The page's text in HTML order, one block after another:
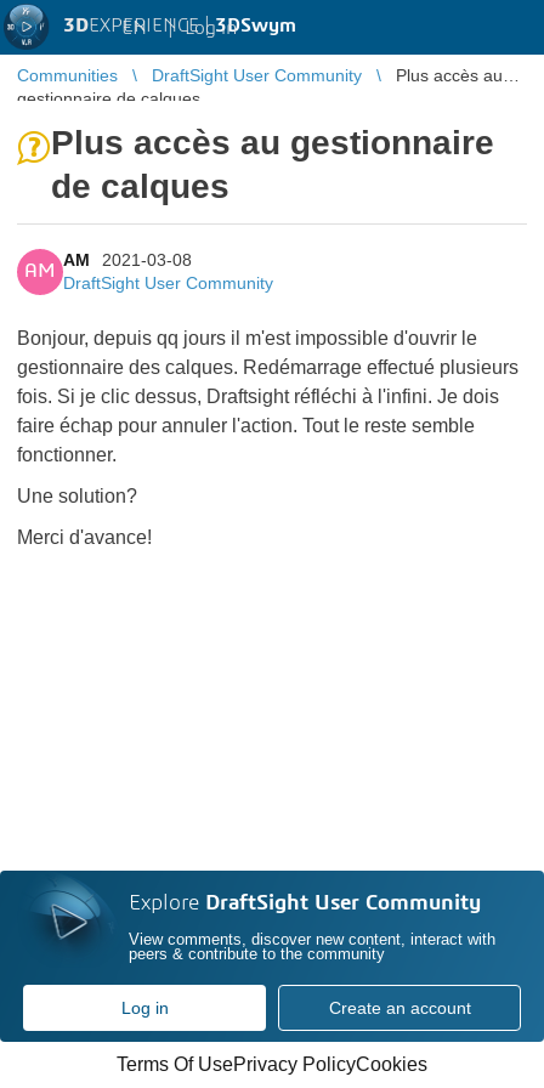
3DEXPERIENCE |3DSwym
EN | Log in
Communities DraftSight User Community
Plus accès au
gestionnaire de calques
Plus accès au gestionnaire
de calques
AM
AM
2021-03-08
DraftSight User Community
Bonjour, depuis qq jours il m'est impossible d'ouvrir le
gestionnaire des calques. Redémarrage effectué plusieurs
fois. Si je clic dessus, Draftsight réfléchi à l'infini. Je dois
faire échap pour annuler l'action. Tout le reste semble
fonctionner.
Une solution?
Merci d'avance!
Explore DraftSight User Community
View comments, discover new content, interact with
peers & contribute to the community
Log in Create an account
Terms Of UsePrivacy PolicyCookies